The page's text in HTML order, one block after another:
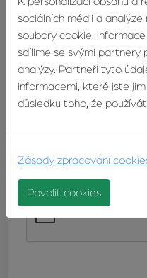
Zpráva
sociálních médií a
soubory cookie.
sdílíme se svými partnery
analýzy. Partneři tyto
informacemi, které jste
důsledku toho, že
Zásady zpracování
Povolit cookies